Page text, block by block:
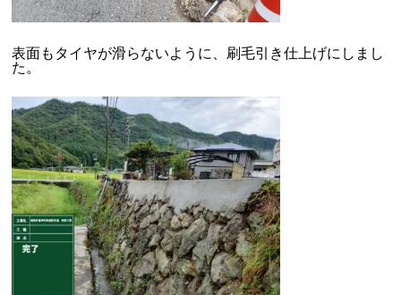
表面もタイヤが滑らないように、刷毛引き仕上げにしまし
た。